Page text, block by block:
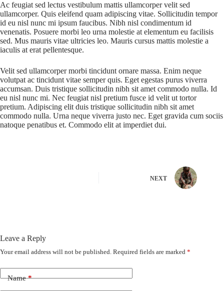
Ac feugiat sed lectus vestibulum mattis ullamcorper velit sed
ullamcorper. Quis eleifend quam adipiscing vitae. Sollicitudin tempor
id eu nisl nunc mi ipsum faucibus. Nibh nisl condimentum id
venenatis. Posuere morbi leo urna molestie at elementum eu facilisis
sed. Mus mauris vitae ultricies leo. Mauris cursus mattis molestie a
iaculis at erat pellentesque.
Velit sed ullamcorper morbi tincidunt ornare massa. Enim neque
volutpat ac tincidunt vitae semper quis. Eget egestas purus viverra
accumsan. Duis tristique sollicitudin nibh sit amet commodo nulla. Id
eu nisl nunc mi. Nec feugiat nisl pretium fusce id velit ut tortor
pretium. Adipiscing elit duis tristique sollicitudin nibh sit amet
commodo nulla. Urna neque viverra justo nec. Eget gravida cum sociis
natoque penatibus et. Commodo elit at imperdiet dui.
NEXT
Leave a Reply
Your email address will not be published. Required fields are marked *
Name*